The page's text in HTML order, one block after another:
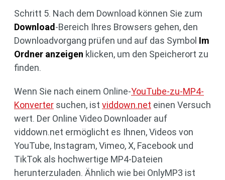
Schritt 5. Nach dem Download können Sie zum
Download-Bereich Ihres Browsers gehen, den
Downloadvorgang prüfen und auf das Symbol Im
Ordner anzeigen klicken, um den Speicherort zu
finden.
Wenn Sie nach einem Online-YouTube-zu-MP4-
Konverter suchen, ist viddown.net einen Versuch
wert. Der Online Video Downloader auf
viddown.net ermöglicht es Ihnen, Videos von
YouTube, Instagram, Vimeo, X, Facebook und
TikTok als hochwertige MP4-Dateien
herunterzuladen. Ähnlich wie bei OnlyMP3 ist